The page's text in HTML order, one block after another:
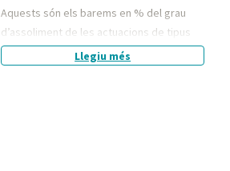
Aquests són els barems en % del grau
d’assoliment de les actuacions de tipus
"Implementació" que correspon a
l'implementació de plans sectorials,
Llegiu més